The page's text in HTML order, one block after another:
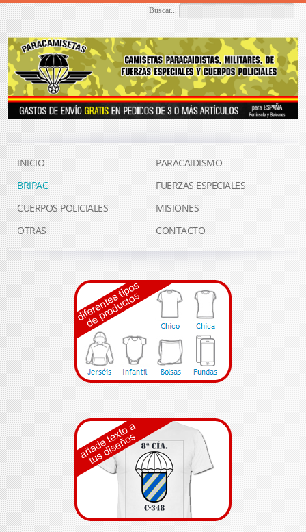
Buscar...
INICIO
PARACAIDISMO
BRIPAC
FUERZAS ESPECIALES
CUERPOS POLICIALES
MISIONES
OTRAS
CONTACTO